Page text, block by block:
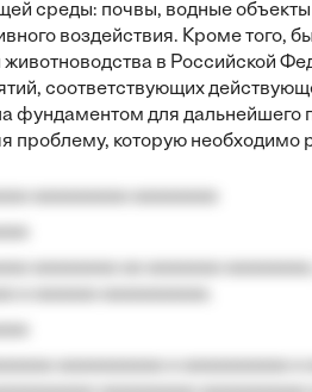
среды: почвы, водные объекты
воздействия. Кроме того,
в Российской
соответствующих
фундаментом для дальнейшего
проблему, которую необходимо